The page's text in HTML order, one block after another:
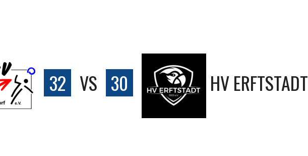
32 VS 30 HV ERFTSTADT